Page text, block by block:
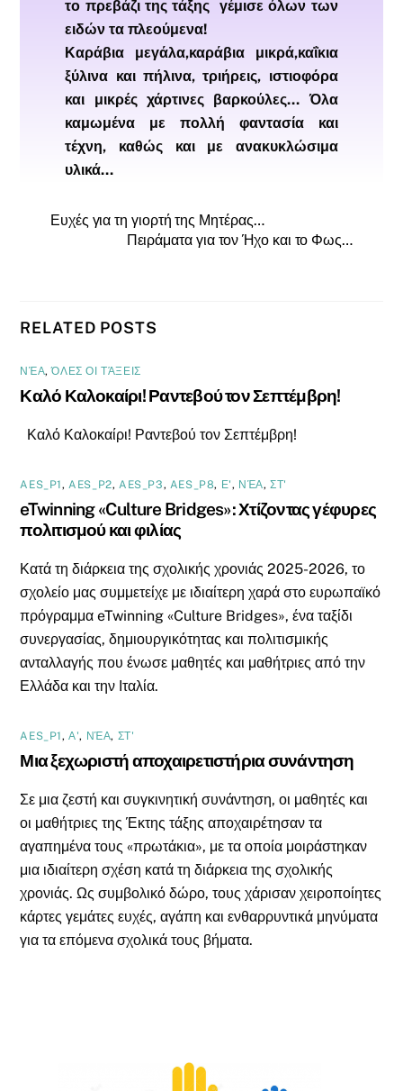
το πρεβάζι της τάξης γέμισε όλων των
ειδών τα πλεούμενα!
Καράβια μεγάλα,καράβια μικρά,καΐκια
ξύλινα και πήλινα, τριήρεις, ιστιοφόρα
και μικρές χάρτινες βαρκούλες…Όλα
καμωμένα με πολλή φαντασία και
τέχνη, καθώς και με ανακυκλώσιμα
υλικά…
Ευχές για τη γιορτή της Μητέρας…
Πειράματα για τον Ήχο και το Φως…
RELATED POSTS
ΝΈΑ,ΌΛΕΣ ΟΙ ΤΆΞΕΙΣ
Καλό Καλοκαίρι! Ραντεβού τον Σεπτέμβρη!
Καλό Καλοκαίρι! Ραντεβού τον Σεπτέμβρη!
AES_P1,AES_P2,AES_P3, AES_P8, Ε', ΝΈΑ,ΣΤ'
eTwinning «Culture Bridges»: Χτίζοντας γέφυρες
πολιτισμού και φιλίας
Κατά τη διάρκεια της σχολικής χρονιάς 2025-2026, το
σχολείο μας συμμετείχε με ιδιαίτερη χαρά στο ευρωπαϊκό
πρόγραμμα eTwinning «Culture Bridges», ένα ταξίδι
συνεργασίας, δημιουργικότητας και πολιτισμικής
ανταλλαγής που ένωσε μαθητές και μαθήτριες από την
Ελλάδα και την Ιταλία.
AES_P1,Α', ΝΈΑ, ΣΤ'
Μια ξεχωριστή αποχαιρετιστήρια συνάντηση
Σε μια ζεστή και συγκινητική συνάντηση, οι μαθητές και
οι μαθήτριες της Έκτης τάξης αποχαιρέτησαν τα
αγαπημένα τους «πρωτάκια», με τα οποία μοιράστηκαν
μια ιδιαίτερη σχέση κατά τη διάρκεια της σχολικής
χρονιάς. Ως συμβολικό δώρο, τους χάρισαν χειροποίητες
κάρτες γεμάτες ευχές, αγάπη και ενθαρρυντικά μηνύματα
για τα επόμενα σχολικά τους βήματα.